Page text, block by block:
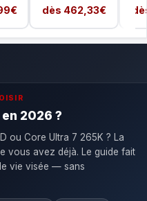
dès 462,33€
2026 ?
ou Core Ultra 7 265K ? La
vous avez déjà. Le guide fait
vie visée — sans